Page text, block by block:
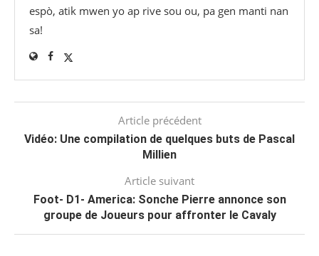
espò, atik mwen yo ap rive sou ou, pa gen manti nan
sa!
Article précédent
Vidéo: Une compilation de quelques buts de Pascal
Millien
Article suivant
Foot- D1- America: Sonche Pierre annonce son
groupe de Joueurs pour affronter le Cavaly